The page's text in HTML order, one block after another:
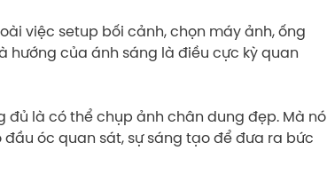
việc setup bối cảnh, chọn máy ảnh, ống
hướng của ánh sáng là điều cực kỳ quan
đủ là có thể chụp ảnh chân dung đẹp. Mà nó
óc quan sát, sự sáng tạo để đưa ra bức